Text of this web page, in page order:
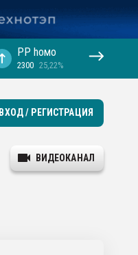
PP hомо
2300 25,22%
ВХОД / РЕГИСТРАЦИЯ
ВИДЕОКАНАЛ